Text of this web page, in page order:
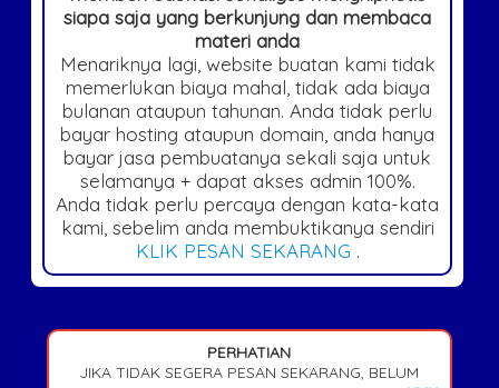
siapa saja yang berkunjung dan membaca
materi anda
Menariknya lagi, website buatan kami tidak
memerlukan biaya mahal, tidak ada biaya
bulanan ataupun tahunan. Anda tidak perlu
bayar hosting ataupun domain, anda hanya
bayar jasa pembuatanya sekali saja untuk
selamanya + dapat akses admin 100%.
Anda tidak perlu percaya dengan kata-kata
kami, sebelim anda membuktikanya sendiri
KLIK PESAN SEKARANG .
PERHATIAN
JIKA TIDAK SEGERA PESAN SEKARANG, BELUM